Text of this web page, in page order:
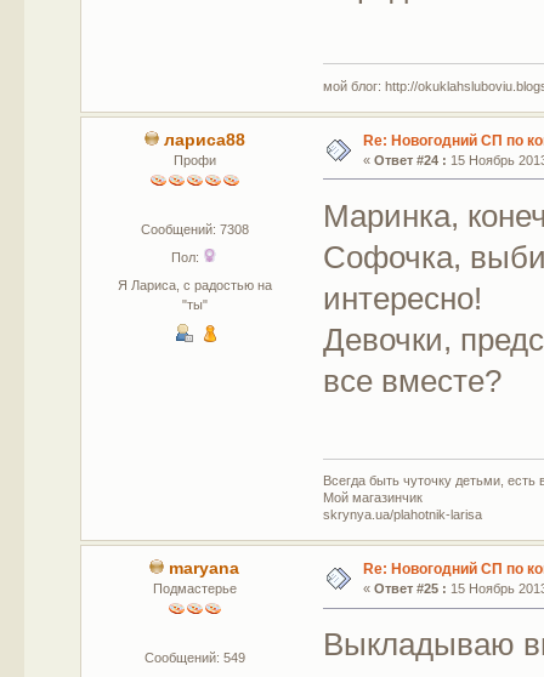
мой блог: http://
лариса88
Профи
Сообщений: 7308
Пол:
Я Лариса, с радостью на
"ты"
Re: Новогодний СП по
« Ответ #24 : 15 Ноябрь
Маринка,
Софочка,
интересно!
Девочки,
все вместе?
Всегда быть чуточку детьми,
Мой магазинчик
skrynya.ua/plahotnik-larisa
maryana
Подмастерье
Сообщений: 549
Re: Новогодний СП по
« Ответ #25 : 15 Ноябрь
Выкладываю